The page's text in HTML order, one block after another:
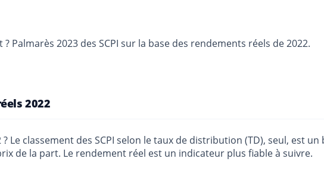
Palmarès 2023 des SCPI sur la base des rendements réels de 2022.
2022
Le classement des SCPI selon le taux de distribution (TD), seul, est
de la part. Le rendement réel est un indicateur plus fiable à suivre.